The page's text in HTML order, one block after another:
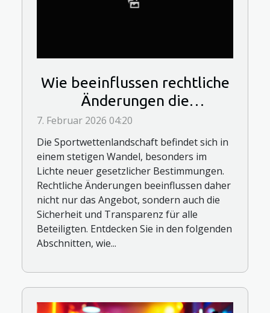
Wie beeinflussen rechtliche
Änderungen die
Sportwettenlandschaft?
7. Februar 2026 04:20
Die Sportwettenlandschaft befindet sich in
einem stetigen Wandel, besonders im
Lichte neuer gesetzlicher Bestimmungen.
Rechtliche Änderungen beeinflussen daher
nicht nur das Angebot, sondern auch die
Sicherheit und Transparenz für alle
Beteiligten. Entdecken Sie in den folgenden
Abschnitten, wie...